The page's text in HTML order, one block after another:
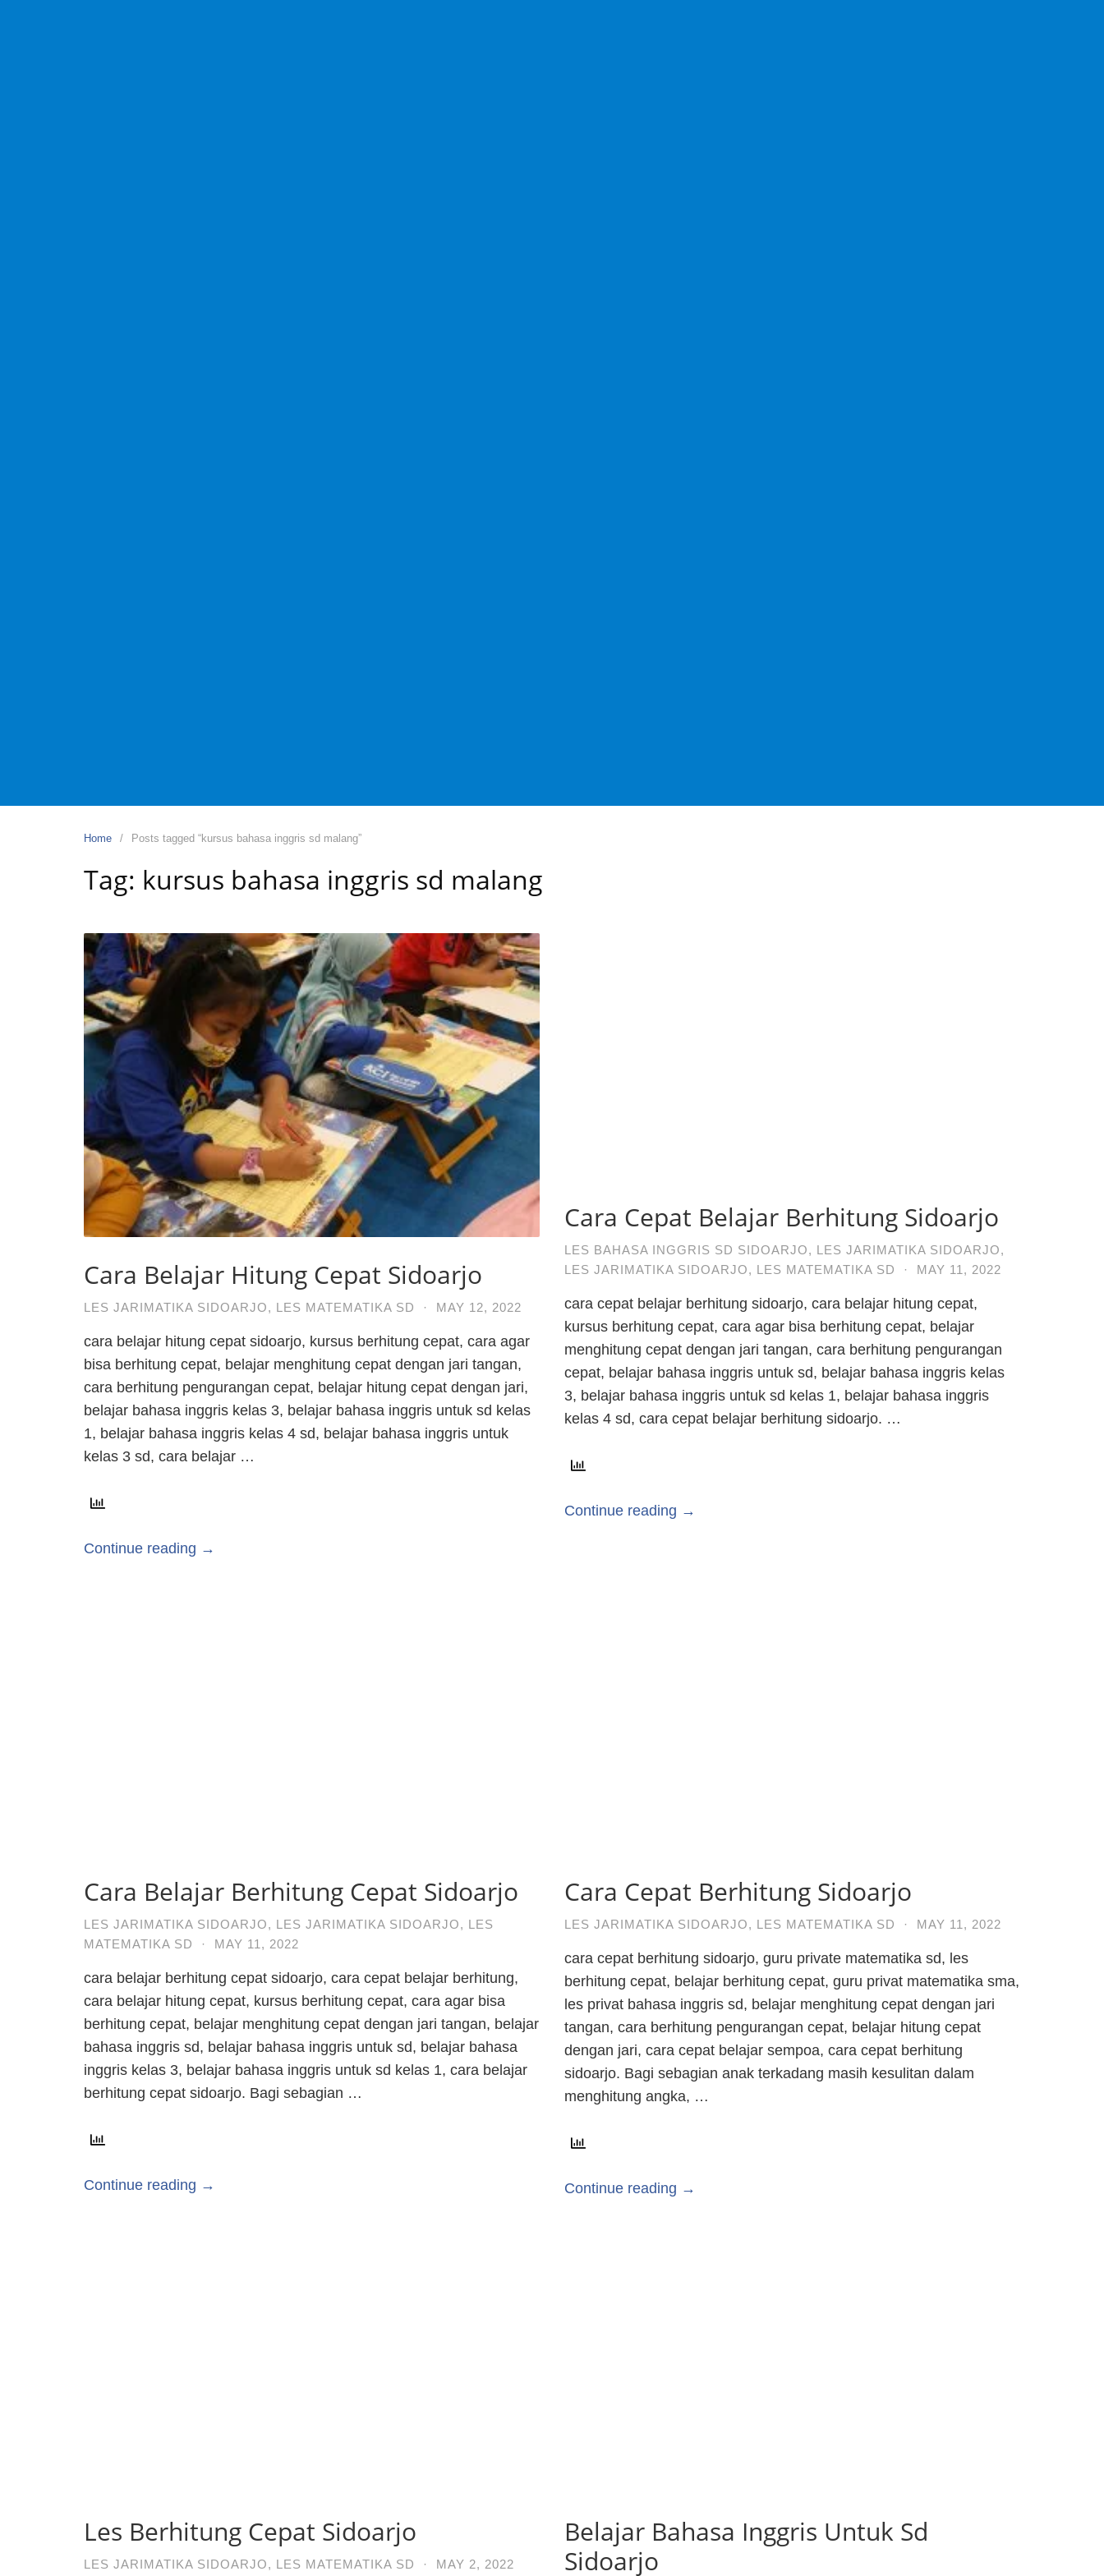
Home Posts tagged “kursus bahasa inggris sd malang”
Tag: kursus bahasa inggris sd malang
Cara Belajar Hitung Cepat Sidoarjo
LES JARIMATIKA SIDOARJO, LES MATEMATIKA SD · MAY 12, 2022
cara belajar hitung cepat sidoarjo, kursus berhitung cepat, cara agar
bisa berhitung cepat, belajar menghitung cepat dengan jari tangan,
cara berhitung pengurangan cepat, belajar hitung cepat dengan jari,
belajar bahasa inggris kelas 3, belajar bahasa inggris untuk sd kelas
1, belajar bahasa inggris kelas 4 sd, belajar bahasa inggris untuk
kelas 3 sd, cara belajar …
Continue reading →
Cara Cepat Belajar Berhitung Sidoarjo
LES BAHASA INGGRIS SD SIDOARJO, LES JARIMATIKA SIDOARJO,
LES JARIMATIKA SIDOARJO, LES MATEMATIKA SD · MAY 11, 2022
cara cepat belajar berhitung sidoarjo, cara belajar hitung cepat,
kursus berhitung cepat, cara agar bisa berhitung cepat, belajar
menghitung cepat dengan jari tangan, cara berhitung pengurangan
cepat, belajar bahasa inggris untuk sd, belajar bahasa inggris kelas
3, belajar bahasa inggris untuk sd kelas 1, belajar bahasa inggris
kelas 4 sd, cara cepat belajar berhitung sidoarjo. …
Continue reading →
Cara Belajar Berhitung Cepat Sidoarjo
LES JARIMATIKA SIDOARJO, LES JARIMATIKA SIDOARJO, LES
MATEMATIKA SD
· MAY 11, 2022
cara belajar berhitung cepat sidoarjo, cara cepat belajar berhitung,
cara belajar hitung cepat, kursus berhitung cepat, cara agar bisa
berhitung cepat, belajar menghitung cepat dengan jari tangan, belajar
bahasa inggris sd, belajar bahasa inggris untuk sd, belajar bahasa
inggris kelas 3, belajar bahasa inggris untuk sd kelas 1, cara belajar
berhitung cepat sidoarjo. Bagi sebagian …
Continue reading →
Cara Cepat Berhitung Sidoarjo
LES JARIMATIKA SIDOARJO, LES MATEMATIKA SD · MAY 11, 2022
cara cepat berhitung sidoarjo, guru private matematika sd, les
berhitung cepat, belajar berhitung cepat, guru privat matematika sma,
les privat bahasa inggris sd, belajar menghitung cepat dengan jari
tangan, cara berhitung pengurangan cepat, belajar hitung cepat
dengan jari, cara cepat belajar sempoa, cara cepat berhitung
sidoarjo. Bagi sebagian anak terkadang masih kesulitan dalam
menghitung angka, …
Continue reading →
Les Berhitung Cepat Sidoarjo
LES JARIMATIKA SIDOARJO, LES MATEMATIKA SD · MAY 2, 2022
Belajar Bahasa Inggris Untuk Sd
Sidoarjo